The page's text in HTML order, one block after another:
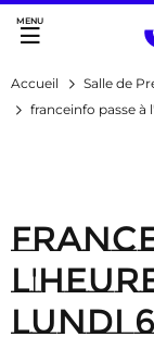
Accès direct :
Menu principal
Accueil
Salle de
franceinfo passe à
lundi